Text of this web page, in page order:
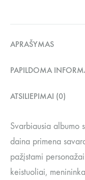
APRAŠYMAS
PAPILDOMA
ATSILIEPIMAI (0)
Svarbiausia albumo
daina primena
pažįstami
keistuoliai,